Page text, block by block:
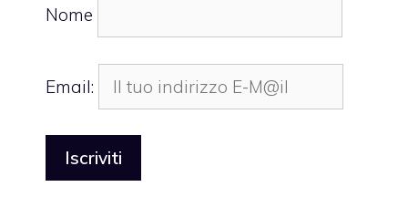
Nome
Email: